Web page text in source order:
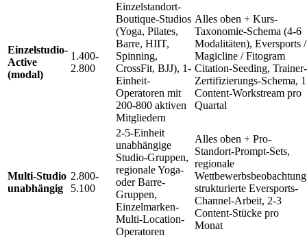
Einzelstudio-
Active
(modal)
1.400-
2.800
Einzelstandort-
Boutique-Studios
(Yoga, Pilates,
Barre, HIIT,
Spinning,
CrossFit, BJJ), 1-
Einheit-
Operatoren mit
200-800 aktiven
Mitgliedern
Alles oben + Kurs-
Taxonomie-Schema (4-6
Modalitäten), Eversports /
Magicline / Fitogram
Citation-Seeding, Trainer-
Zertifizierungs-Schema, 1
Content-Workstream pro
Quartal
Multi-Studio
unabhängig
2.800-
5.100
2-5-Einheit
unabhängige
Studio-Gruppen,
regionale Yoga-
oder Barre-
Gruppen,
Einzelmarken-
Multi-Location-
Operatoren
Alles oben + Pro-
Standort-Prompt-Sets,
regionale
strukturierte Eversports-
Channel-Arbeit, 2-3
Content-Stücke pro
Monat